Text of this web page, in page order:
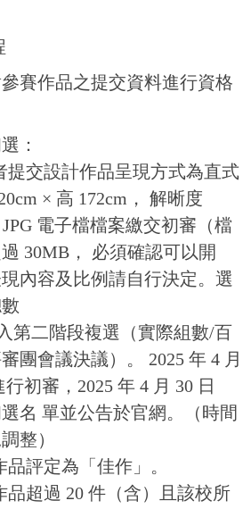
賽作品之提交資料進行資格
：
提交設計作品呈現方式為直式
× 高 172cm， 解晰度
電子檔檔案繳交初審（檔
30MB， 必須確認可以開
內容及比例請自行決定。選
第二階段複選（實際組數/百
團會議決議）。 2025 年 4 月
初審，2025 年 4 月 30 日
選名 單並公告於官網。（時間
整）
評定為「佳作」。
品超過 20 件（含）且該校所